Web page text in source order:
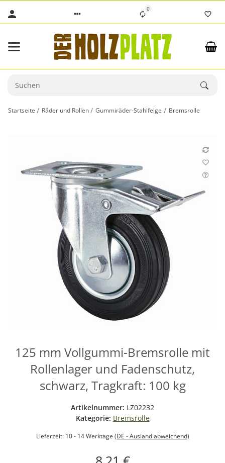
0
Startseite Räder und Rollen Gummiräder-Stahlfelge Bremsrolle
125 mm Vollgummi-Bremsrolle mit
Rollenlager und Fadenschutz,
schwarz, Tragkraft: 100 kg
Artikelnummer: LZ02232
Kategorie: Bremsrolle
Lieferzeit: 10 - 14 Werktage (DE - Ausland abweichend)